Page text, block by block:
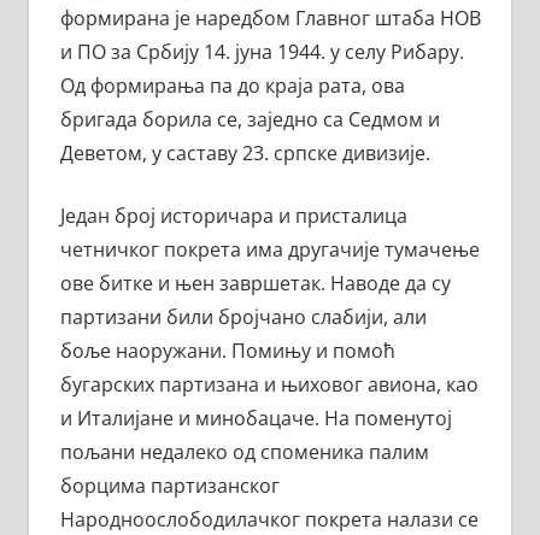
формирана је наредбом Главног штаба НОВ
и ПО за Србију 14. јуна 1944. у селу Рибару.
Од формирања па до краја рата, ова
бригада борила се, заједно са Седмом и
Деветом, у саставу 23. српске дивизије.
Један број историчара и присталица
четничког покрета има другачије тумачење
ове битке и њен завршетак. Наводе да су
партизани били бројчано слабији, али
боље наоружани. Помињу и помоћ
бугарских партизана и њиховог авиона, као
и Италијане и минобацаче. На поменутој
пољани недалеко од споменика палим
борцима партизанског
Народноослободилачког покрета налази се